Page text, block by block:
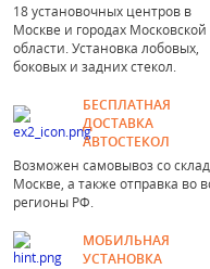
18 установочных центров в
Москве и городах Московской
области. Установка лобовых,
боковых и задних стекол.
БЕСПЛАТНАЯ
ДОСТАВКА
АВТОСТЕКОЛ
Возможен самовывоз со
Москве, а также отправка во
регионы РФ.
МОБИЛЬНАЯ
УСТАНОВКА